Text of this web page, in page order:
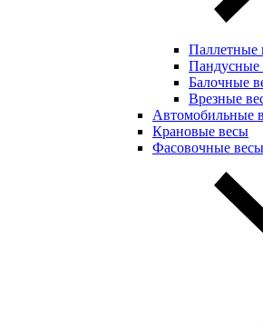
Паллетные
Пандусные
Балочные
Врезные
Автомобильные
Крановые весы
Фасовочные весы